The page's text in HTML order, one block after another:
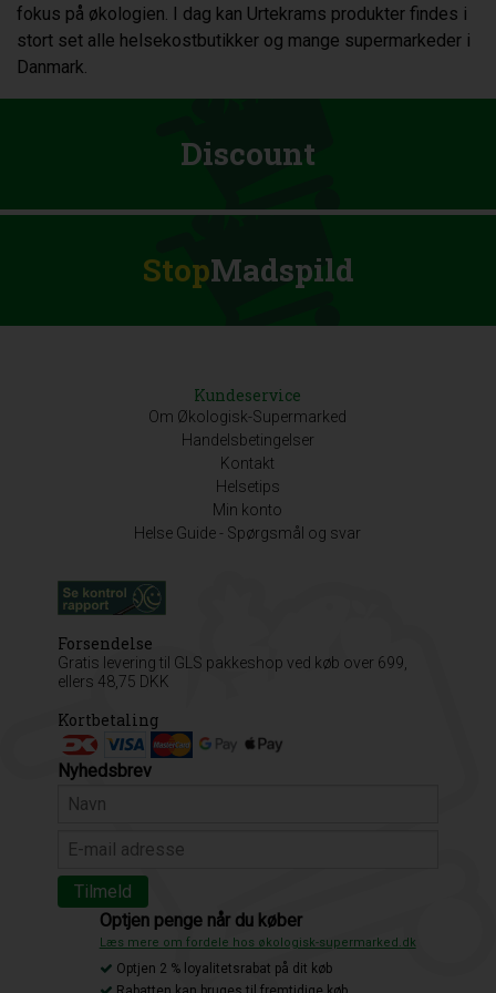
fokus på økologien. I dag kan Urtekrams produkter findes i
stort set alle helsekostbutikker og mange supermarkeder i
Danmark.
Discount
StopMadspild
Kundeservice
Om Økologisk-Supermarked
Handelsbetingelser
Kontakt
Helsetips
Min konto
Helse Guide - Spørgsmål og svar
Forsendelse
Gratis levering til GLS pakkeshop ved køb over 699,
ellers 48,75 DKK
Kortbetaling
Nyhedsbrev
Optjen penge når du køber
Læs mere om fordele hos økologisk-supermarked.dk
Optjen 2 % loyalitetsrabat på dit køb